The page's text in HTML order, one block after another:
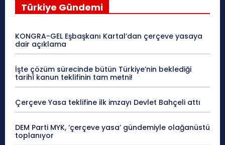
Türkiye Gündemi
KONGRA-GEL Eşbaşkanı Kartal’dan çerçeve yasaya
dair açıklama
İşte çözüm sürecinde bütün Türkiye’nin beklediği
tarihî kanun teklifinin tam metni!
Çerçeve Yasa teklifine ilk imzayı Devlet Bahçeli attı
DEM Parti MYK, ‘çerçeve yasa’ gündemiyle olağanüstü
toplanıyor